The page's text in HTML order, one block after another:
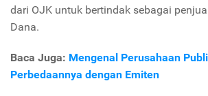
dari OJK untuk bertindak sebagai
Dana.
Baca Juga: Mengenal Perusahaan
Perbedaannya dengan Emiten